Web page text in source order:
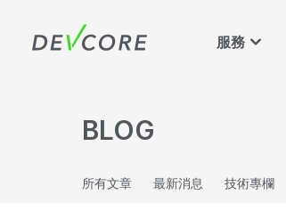
服務
BLOG
所有文章 最新消息 技術專欄